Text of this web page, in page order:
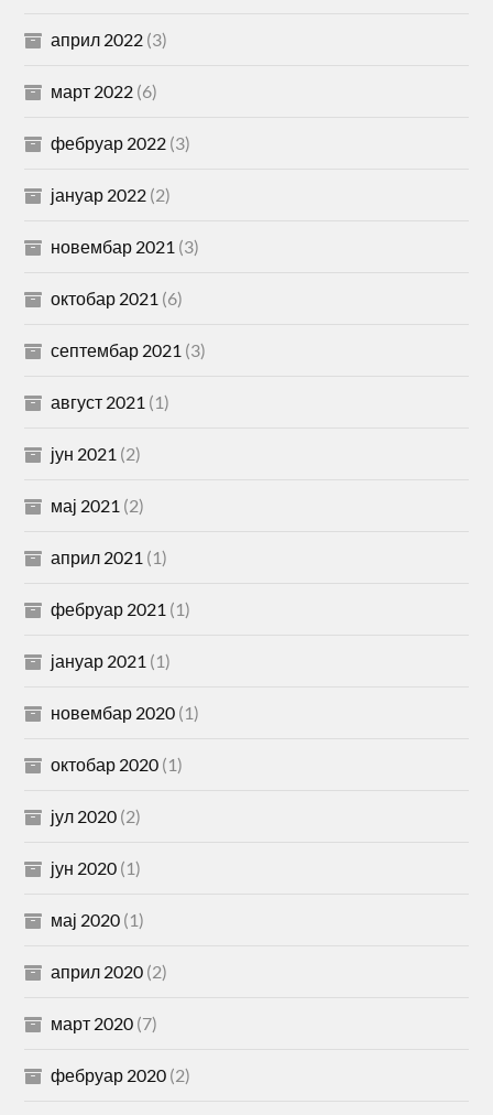
април 2022 (3)
март 2022 (6)
фебруар 2022 (3)
јануар 2022 (2)
новембар 2021 (3)
октобар 2021 (6)
септембар 2021 (3)
август 2021 (1)
јун 2021 (2)
мај 2021 (2)
април 2021 (1)
фебруар 2021 (1)
јануар 2021 (1)
новембар 2020 (1)
октобар 2020 (1)
јул 2020 (2)
јун 2020 (1)
мај 2020 (1)
април 2020 (2)
март 2020 (7)
фебруар 2020 (2)